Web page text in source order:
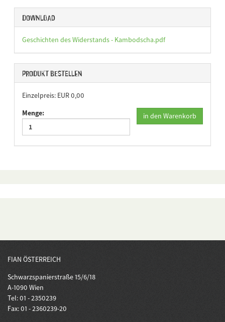
Download
Geschichten des Widerstands - Kambodscha.pdf
Produkt bestellen
Einzelpreis: EUR 0,00
Menge:
in den Warenkorb
FIAN ÖSTERREICH
Schwarzspanierstraße 15/6/18
A-1090 Wien
Tel: 01 - 2350239
Fax: 01 - 2360239-20